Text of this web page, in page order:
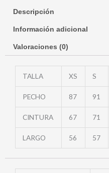
Descripción
Información adicional
Valoraciones (0)
TALLA XS S
PECHO 87 91
CINTURA 67 71
LARGO 56 57